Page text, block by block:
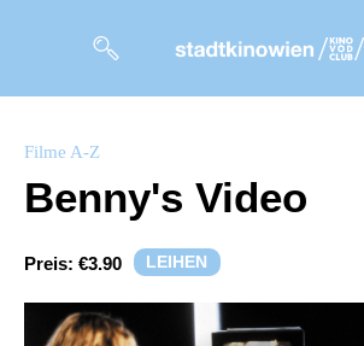
Magazin
Kuratierungen
Filme A-Z
Benny's Video
Preis: €3.90 LEIHEN